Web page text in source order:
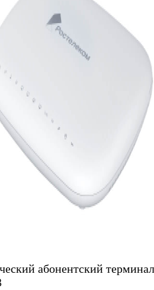
абонентский